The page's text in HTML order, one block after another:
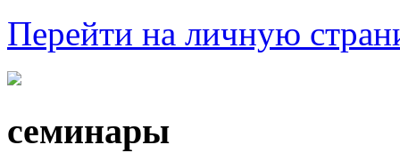
Перейти на личную
семинары